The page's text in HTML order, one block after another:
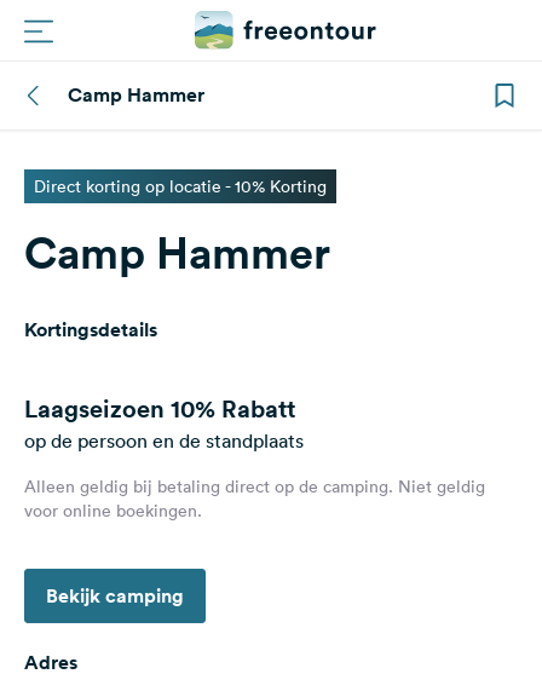
Routes
Campings
Inloggen
Nieuwsbrief
Feedback
Taal:
Camp Hammer
Direct korting op locatie - 10% Korting
Camp Hammer
Kortingsdetails
Laagseizoen 10% Rabatt
op de persoon en de standplaats
Alleen geldig bij betaling direct op de camping. Niet geldig
voor online boekingen.
Bekijk camping
Adres